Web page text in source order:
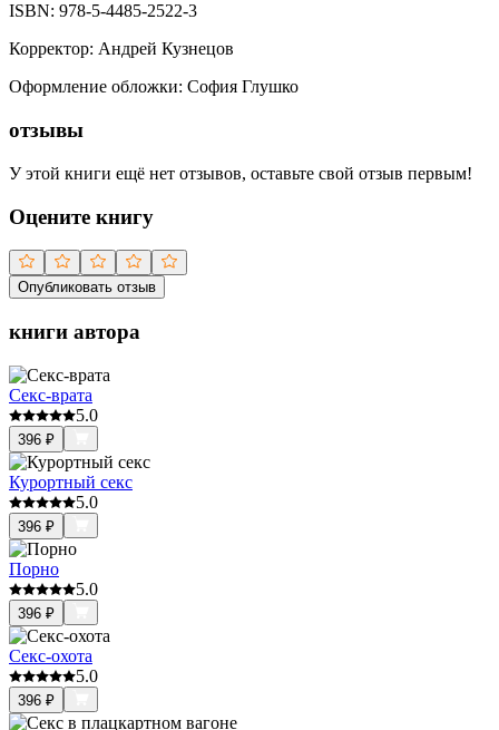
ISBN: 978-5-4485-2522-3
Корректор: Андрей Кузнецов
Оформление обложки: София Глушко
отзывы
У этой книги ещё нет отзывов, оставьте свой отзыв первым!
Оцените книгу
Опубликовать отзыв
книги автора
Секс-врата
5.0
396 ₽
Курортный секс
5.0
396 ₽
Порно
5.0
396 ₽
Секс-охота
5.0
396 ₽